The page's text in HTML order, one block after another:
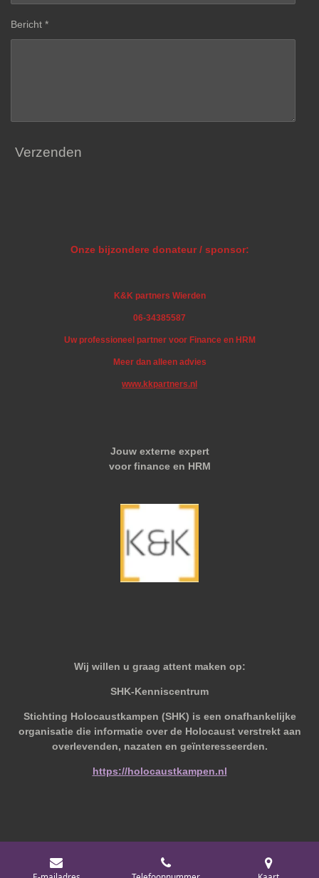
Bericht *
Verzenden
Onze bijzondere donateur / sponsor:
K&K partners Wierden
06-34385587
Uw professioneel partner voor Finance en HRM
Meer dan alleen advies
www.kkpartners.nl
Jouw externe expert
voor finance en HRM
Wij willen u graag attent maken op:
SHK-Kenniscentrum
Stichting Holocaustkampen (SHK) is een onafhankelijke
organisatie die informatie over de Holocaust verstrekt aan
overlevenden, nazaten en geïnteresseerden.
https://holocaustkampen.nl
© 2019 - 2026 Behoudvanoud
Powered byJouwWeb